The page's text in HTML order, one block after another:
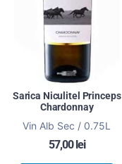
Sarica Niculitel Princeps
Chardonnay
Vin Alb Sec / 0.75L
57,00lei